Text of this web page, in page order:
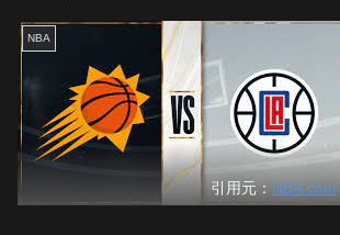
NBA
引用元： NBA.com